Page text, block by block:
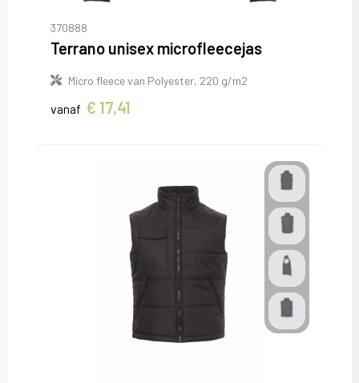
370888
Terrano unisex microfleecejas
Micro fleece van Polyester, 220 g/m2
vanaf € 17,41